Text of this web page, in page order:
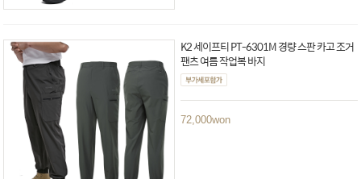
K2 세이프티 PT-6301M 경량 스판 카고 조거
팬츠 여름 작업복 바지
72,000won